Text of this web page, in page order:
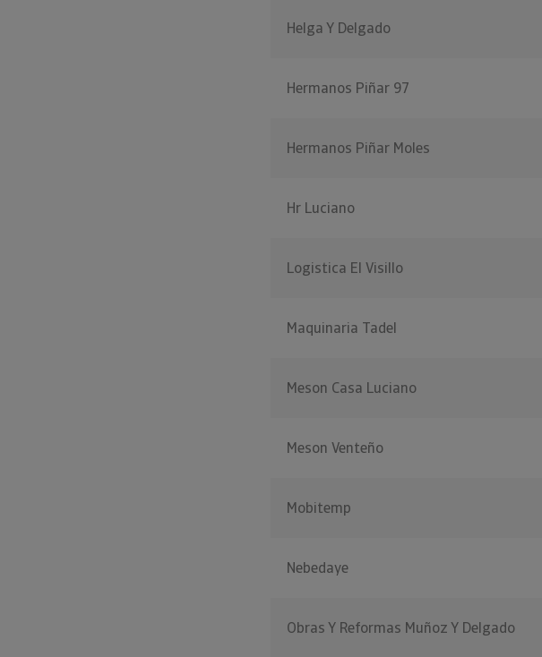
Helga Y Delgado
Hermanos Piñar 97
Hermanos Piñar Moles
Hr Luciano
Logistica El Visillo
Maquinaria Tadel
Meson Casa Luciano
Meson Venteño
Mobitemp
Nebedaye
Obras Y Reformas Muñoz Y Delgado